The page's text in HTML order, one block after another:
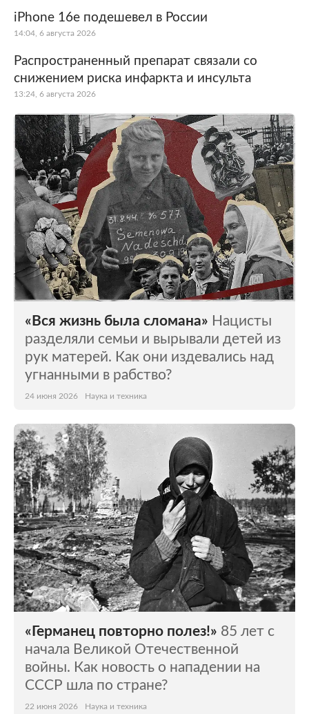
iPhone 16e подешевел в России
14:04, 6 августа 2026
Распространенный препарат связали со
снижением риска инфаркта и инсульта
13:24, 6 августа 2026
«Вся жизнь была сломана» Нацисты
разделяли семьи и вырывали детей из
рук матерей. Как они издевались над
угнанными в рабство?
24 июня 2026 Наука и техника
«Германец повторно полез!» 85 лет с
начала Великой Отечественной
войны. Как новость о нападении на
СССР шла по стране?
22 июня 2026 Наука и техника